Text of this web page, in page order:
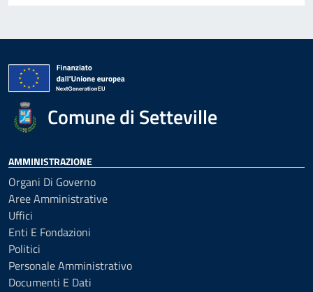
Comune di Setteville
AMMINISTRAZIONE
Organi Di Governo
Aree Amministrative
Uffici
Enti E Fondazioni
Politici
Personale Amministrativo
Documenti E Dati